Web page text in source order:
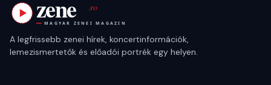
A legfrissebb zenei hírek, koncertinformációk,
lemezismertetők és előadói portrék egy helyen.